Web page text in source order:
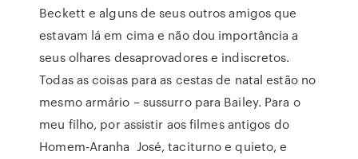
Beckett e alguns de seus outros amigos que
estavam lá em cima e não dou importância a
seus olhares desaprovadores e indiscretos.
Todas as coisas para as cestas de natal estão no
mesmo armário – sussurro para Bailey. Para o
meu filho, por assistir aos filmes antigos do
Homem-Aranha José, taciturno e quieto, e